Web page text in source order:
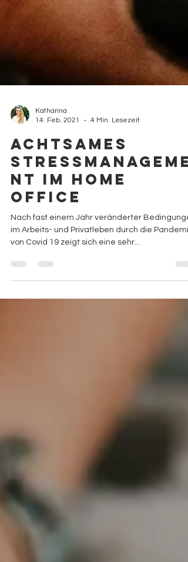
14. Feb. 2021
4 Min. Lesezeit
Achtsames
Stressmanageme
nt im Home
Office
im Arbeits- und Privatleben durch die
von Covid 19 zeigt sich eine sehr...